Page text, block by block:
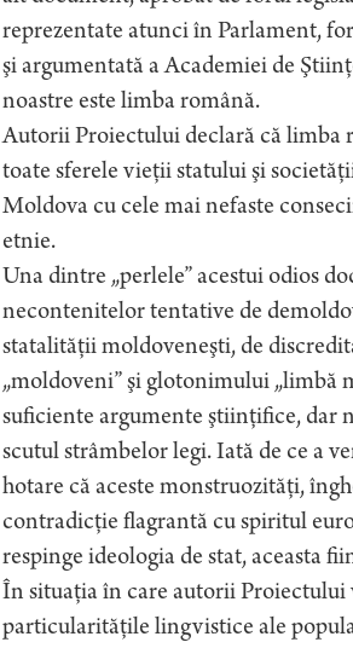
reprezentate atunci în Parlament,
şi argumentată a Academiei de
noastre este limba română.
Autorii Proiectului declară că limba
toate sferele vieţii statului şi
Moldova cu cele mai nefaste
etnie.
Una dintre „perlele” acestui odios
necontenitelor tentative de
statalităţii moldoveneşti, de
„moldoveni” şi glotonimului „limbă
suficiente argumente ştiinţifice, dar
scutul strâmbelor legi. Iată de ce a
hotare că aceste monstruozităţi,
contradicţie flagrantă cu spiritul
respinge ideologia de stat, aceasta
În situaţia în care autorii Proiectului
particularităţile lingvistice ale